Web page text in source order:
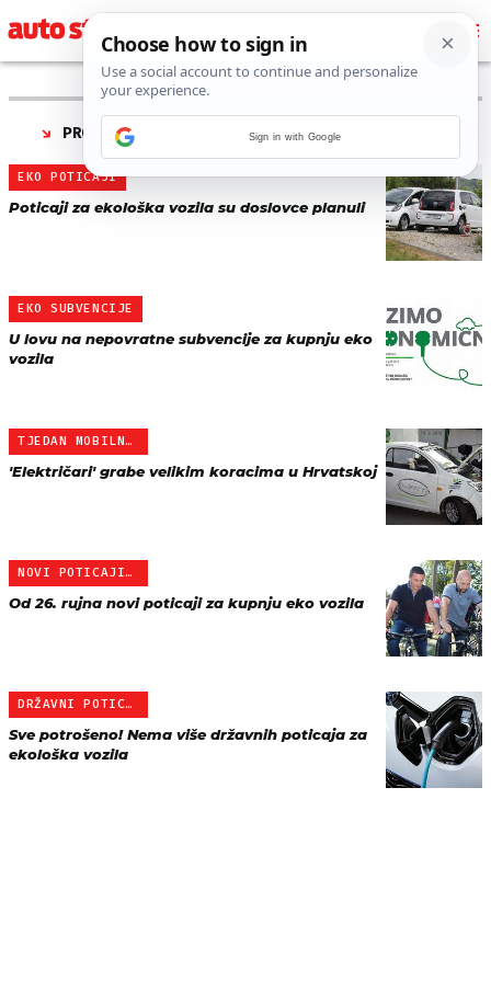
PRONAĐENO 5 REZULTATA ZA TAG “
EKO POTICAJI
Poticaji za ekološka vozila su doslovce planuli
EKO SUBVENCIJE
U lovu na nepovratne subvencije za kupnju eko
vozila
TJEDAN MOBILNOSTI
'Električari' grabe velikim koracima u Hrvatskoj
NOVI POTICAJI ZA EKO VOZ…
Od 26. rujna novi poticaji za kupnju eko vozila
DRŽAVNI POTICAJI ZA KUPN…
Sve potrošeno! Nema više državnih poticaja za
ekološka vozila
Sign in with Google